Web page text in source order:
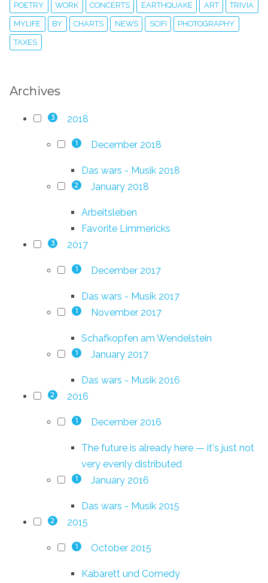
POETRY WORK CONCERTS EARTHQUAKE ART TRIVIA
MYLIFE BY CHARTS NEWS SCIFI PHOTOGRAPHY
TAXES
Archives
3 2018
1 December 2018
Das wars - Musik 2018
2 January 2018
Arbeitsleben
Favorite Limmericks
3 2017
1 December 2017
Das wars - Musik 2017
1 November 2017
Schafkopfen am Wendelstein
1 January 2017
Das wars - Musik 2016
2 2016
1 December 2016
The future is already here — it's just not
very evenly distributed
1 January 2016
Das wars - Musik 2015
2 2015
1 October 2015
Kabarett und Comedy